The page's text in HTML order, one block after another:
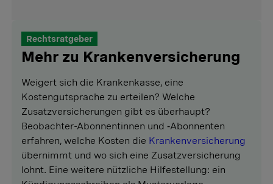
Rechtsratgeber
Mehr zu Krankenversicherung
Weigert sich die Krankenkasse, eine
Kostengutsprache zu erteilen? Welche
Zusatzversicherungen gibt es überhaupt?
Beobachter-Abonnentinnen und ‑Abonnenten
erfahren, welche Kosten die Krankenversicherung
übernimmt und wo sich eine Zusatzversicherung
lohnt. Eine weitere nützliche Hilfestellung: ein